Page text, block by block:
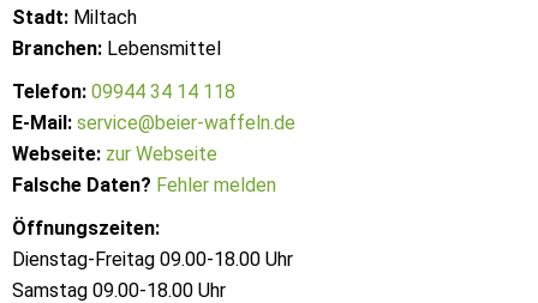
Stadt: Miltach
Branchen: Lebensmittel
Telefon: 09944 34 14 118
E-Mail: service@beier-waffeln.de
Webseite: zur Webseite
Falsche Daten? Fehler melden
Öffnungszeiten:
Dienstag-Freitag 09.00-18.00 Uhr
Samstag 09.00-18.00 Uhr